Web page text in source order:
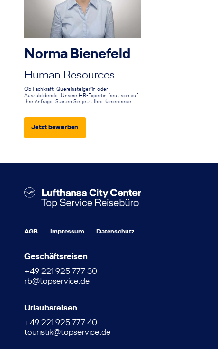
Norma Bienefeld
Human Resources
Ob Fachkraft, Quereinsteiger*in oder
Auszubildende: Unsere HR-Expertin freut sich auf
Ihre Anfrage. Starten Sie jetzt Ihre Karrierereise!
Jetzt bewerben
AGB Impressum Datenschutz
Geschäftsreisen
+49 221 925 777 30
rb@topservice.de
Urlaubsreisen
+49 221 925 777 40
touristik@topservice.de